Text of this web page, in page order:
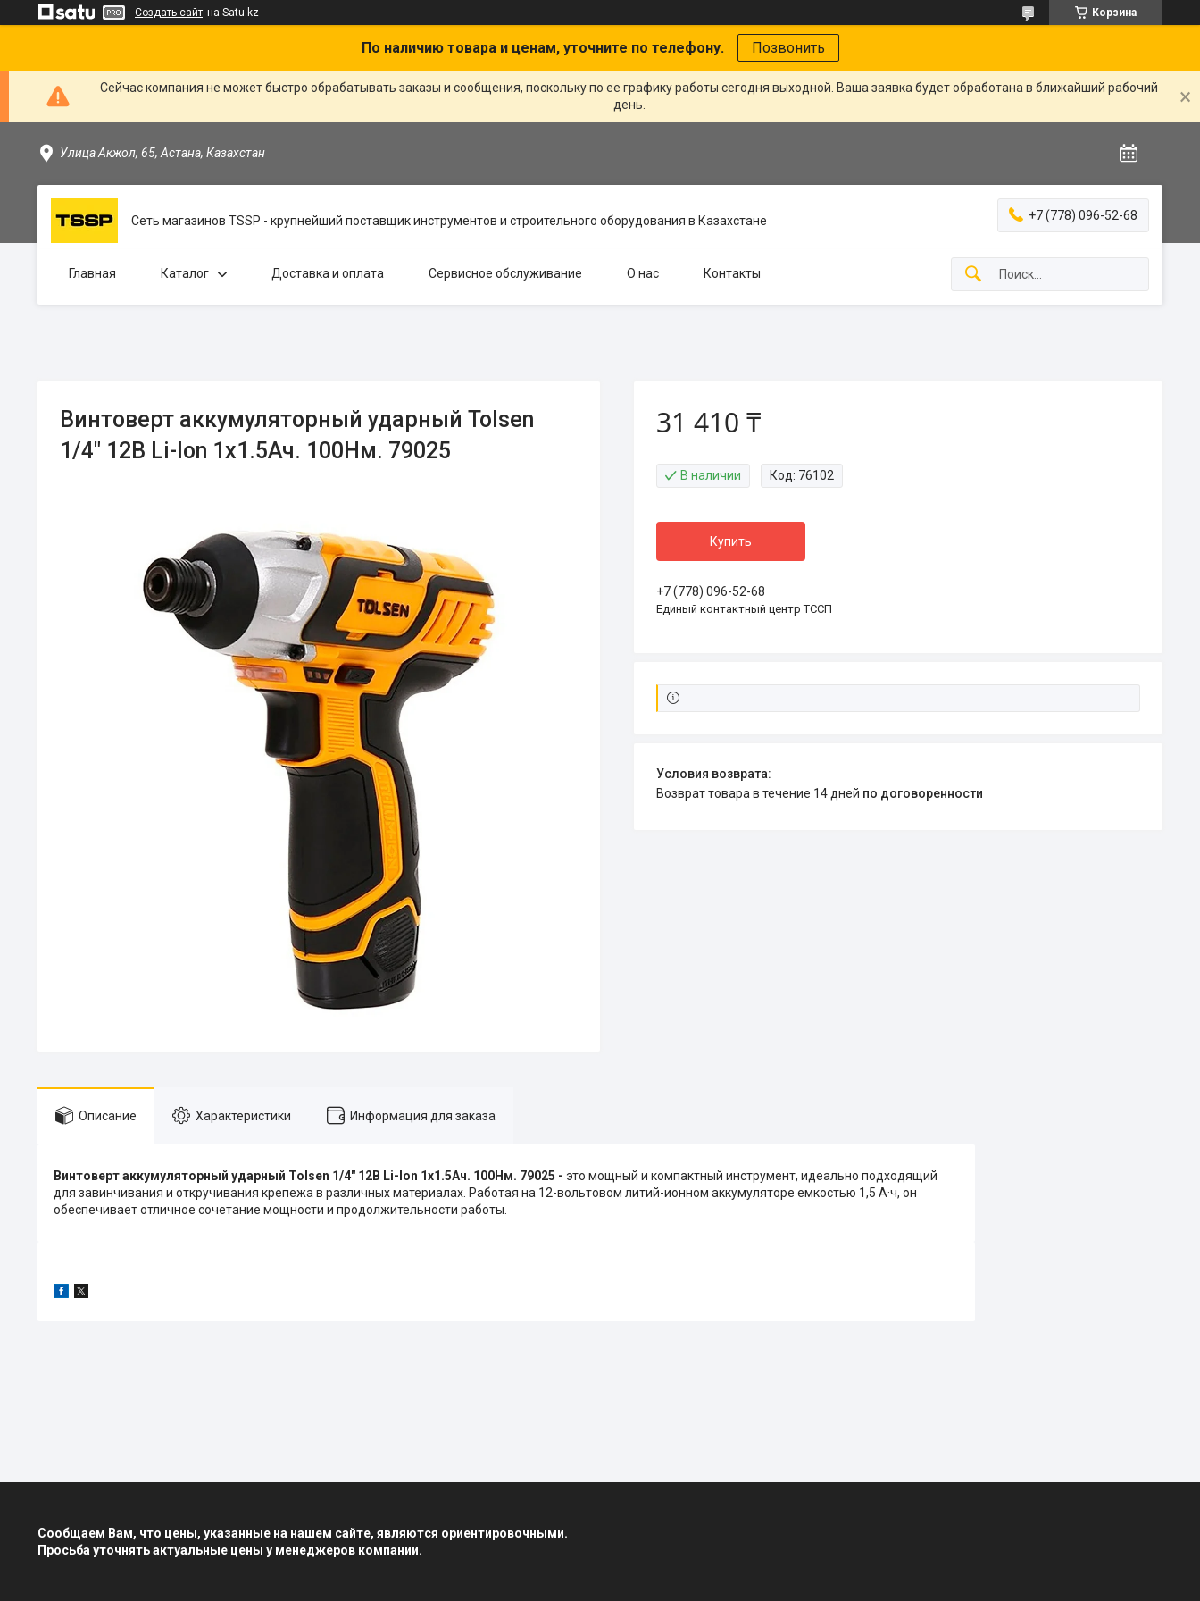
Создать сайт на Satu.kz Корзина
По наличию товара и ценам, уточните по телефону. Позвонить
Сейчас компания не может быстро обрабатывать заказы и сообщения, поскольку по ее графику работы сегодня выходной. Ваша заявка будет обработана в ближайший рабочий
день.
Улица Акжол, 65, Астана, Казахстан
Сеть магазинов TSSP - крупнейший поставщик инструментов и строительного оборудования в Казахстане +7 (778) 096-52-68
Главная Каталог Доставка и оплата Сервисное обслуживание О нас Контакты
Винтоверт аккумуляторный ударный Tolsen
1/4" 12В Li-Ion 1x1.5Ач. 100Нм. 79025
31 410 ₸
В наличии Код: 76102
Купить
+7 (778) 096-52-68
Единый контактный центр ТССП
возврат товара в течение 14 дней по договоренности
Описание Характеристики Информация для заказа
Винтоверт аккумуляторный ударный Tolsen 1/4" 12В Li-Ion 1x1.5Ач. 100Нм. 79025 - это мощный и компактный инструмент, идеально подходящий
для завинчивания и откручивания крепежа в различных материалах. Работая на 12-вольтовом литий-ионном аккумуляторе емкостью 1,5 А·ч, он
обеспечивает отличное сочетание мощности и продолжительности работы.
Сообщаем Вам, что цены, указанные на нашем сайте, являются ориентировочными.
Просьба уточнять актуальные цены у менеджеров компании.